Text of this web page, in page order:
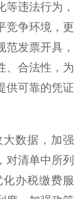
违法行为，
竞争环境，更
发票开具，
、合法性，为
供可靠的凭证
数据，加强
对清单中所列
办税缴费服